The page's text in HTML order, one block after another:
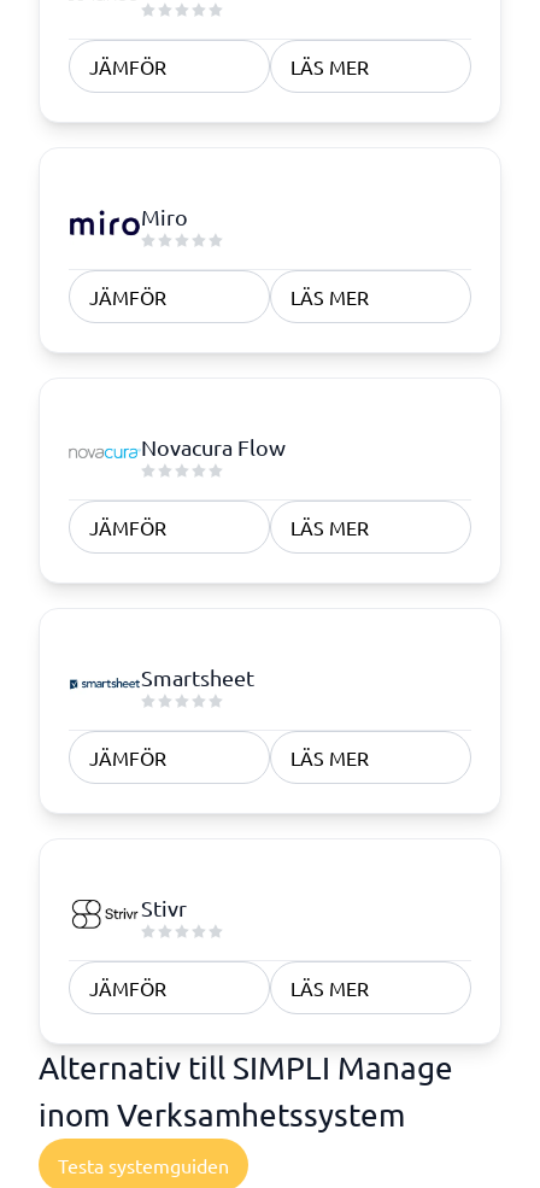
JÄMFÖR LÄS MER
Miro
JÄMFÖR LÄS MER
Novacura Flow
JÄMFÖR LÄS MER
Smartsheet
JÄMFÖR LÄS MER
Stivr
JÄMFÖR LÄS MER
Alternativ till SIMPLI Manage
inom Verksamhetssystem
Testa systemguiden